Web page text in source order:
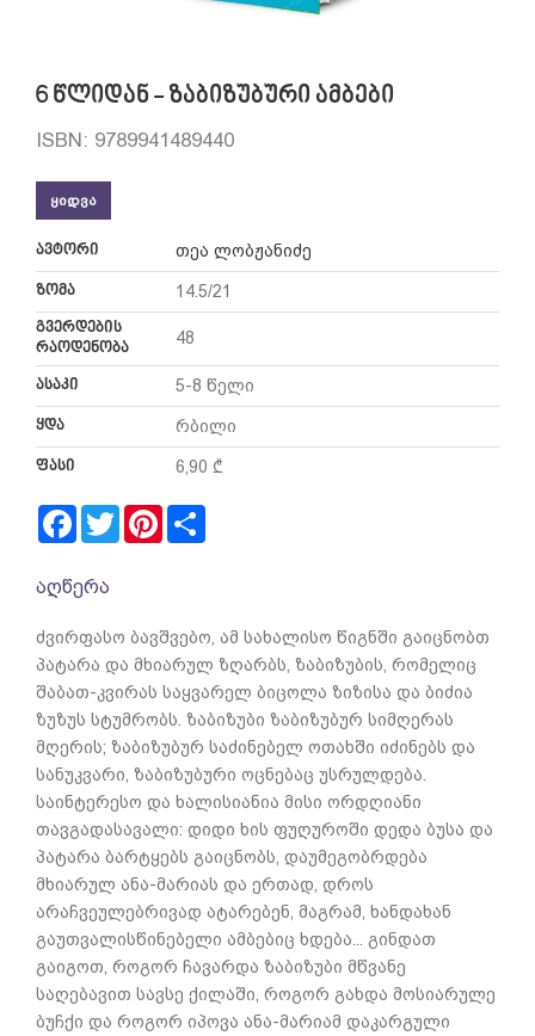
6 წლიდან - ზაბიზუბური ამბები
ISBN: 9789941489440
ᲧᲘᲓᲕᲐ
ავტორი თეა ლობჟანიძე
ზომა
14.5/21
გვერდების
რაოდენობა
48
ასაკი 5-8 წელი
ყდა რბილი
ფასი 6,90 ₾
Facebook
TwitterPinterest
აღწერა
ძვირფასო ბავშვებო, ამ სახალისო წიგნში გაიცნობთ
პატარა და მხიარულ ზღარბს, ზაბიზუბის, რომელიც
შაბათ-კვირას საყვარელ ბიცოლა ზიზისა და ბიძია
ზუზუს სტუმრობს. ზაბიზუბი ზაბიზუბურ სიმღერას
მღერის; ზაბიზუბურ საძინებელ ოთახში იძინებს და
სანუკვარი, ზაბიზუბური ოცნებაც უსრულდება.
საინტერესო და ხალისიანია მისი ორდღიანი
თავგადასავალი: დიდი ხის ფუღუროში დედა ბუსა და
პატარა ბარტყებს გაიცნობს, დაუმეგობრდება
მხიარულ ანა-მარიას და ერთად, დროს
არაჩვეულებრივად ატარებენ, მაგრამ, ხანდახან
გაუთვალისწინებელი ამბებიც ხდება... გინდათ
გაიგოთ, როგორ ჩავარდა ზაბიზუბი მწვანე
საღებავით სავსე ქილაში, როგორ გახდა მოსიარულე
ბუჩქი და როგორ იპოვა ანა-მარიამ დაკარგული